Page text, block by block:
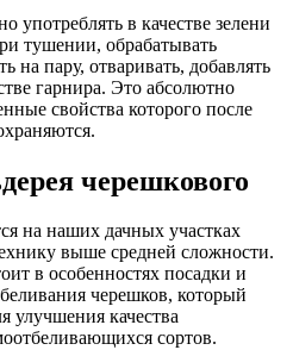
употреблять в качестве зелени
тушении, обрабатывать
на пару, отваривать, добавлять
гарнира. Это абсолютно
свойства которого после
черешкового
на наших дачных участках
выше средней сложности.
в особенностях посадки и
черешков, который
улучшения качества
сортов.